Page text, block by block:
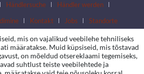
Händlersuche
Händler werden
Kontakt Jobs Standorte
mis on vajalikud veebilehe tehniliseks
määratakse. Muid küpsiseid, mis tõstavad
on mõeldud otsereklaami tegemiseks,
suhtlust teiste veebilehtede ja